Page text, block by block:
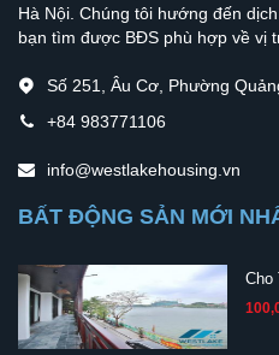
Hà Nội. Chúng tôi hướng đến
bạn tìm được BĐS phù hợp về vị
Số 251, Âu Cơ, Phường
+84 983771106
info@westlakehousing.vn
BẤT ĐỘNG SẢN MỚI
Cho